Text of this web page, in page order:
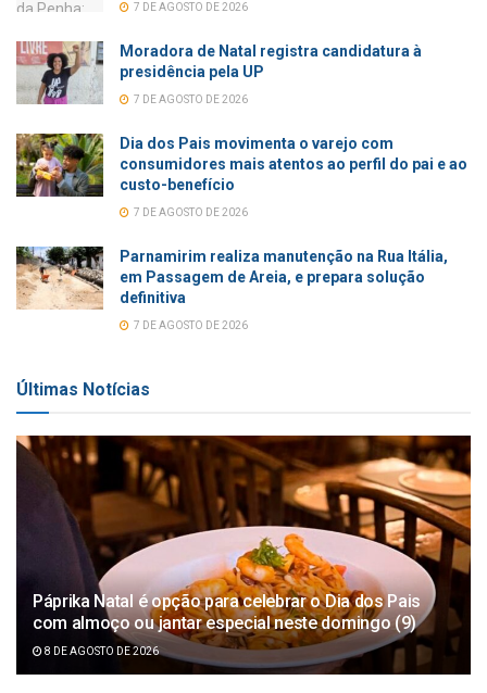
7 DE AGOSTO DE 2026
Moradora de Natal registra candidatura à
presidência pela UP
7 DE AGOSTO DE 2026
Dia dos Pais movimenta o varejo com
consumidores mais atentos ao perfil do pai e ao
custo-benefício
7 DE AGOSTO DE 2026
Parnamirim realiza manutenção na Rua Itália,
em Passagem de Areia, e prepara solução
definitiva
7 DE AGOSTO DE 2026
Últimas Notícias
Páprika Natal é opção para celebrar o Dia dos Pais
com almoço ou jantar especial neste domingo (9)
8 DE AGOSTO DE 2026